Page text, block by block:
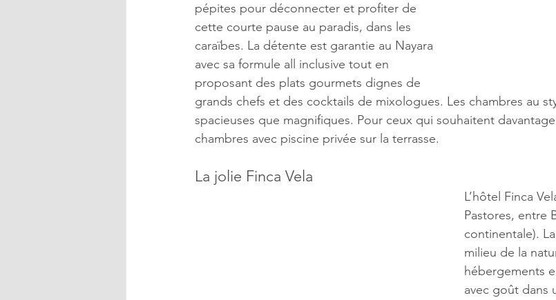
pépites pour déconnecter et profiter de
cette courte pause au paradis, dans les
caraïbes. La détente est garantie au Nayara
avec sa formule all inclusive tout en
proposant des plats gourmets dignes de
grands chefs et des cocktails de mixologues. Les chambres au
spacieuses que magnifiques. Pour ceux qui souhaitent
chambres avec piscine privée sur la terrasse.
La jolie Finca Vela
L’hôtel Finca
Pastores, entre
continentale).
milieu de la
hébergements
avec goût dans